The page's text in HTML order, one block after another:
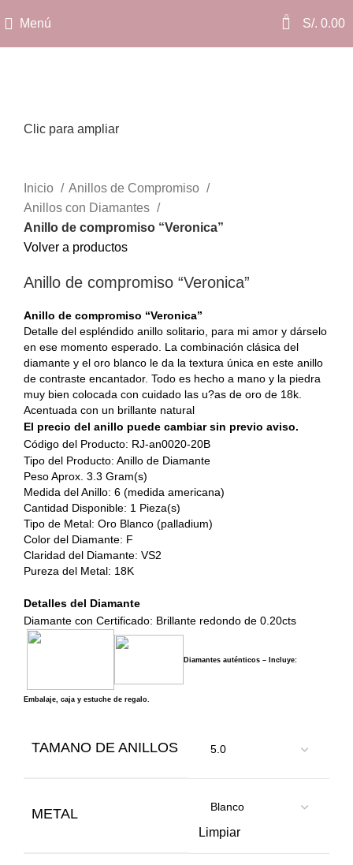
Menú 0 S/. 0.00
Clic para ampliar
Inicio
Anillos de Compromiso
Anillos con Diamantes
Anillo de compromiso “Veronica”
Volver a productos
Anillo de compromiso “Veronica”
Anillo de compromiso “Veronica”
Detalle del espléndido anillo solitario, para mi amor y dárselo
en ese momento esperado. La combinación clásica del
diamante y el oro blanco le da la textura única en este anillo
de contraste encantador. Todo es hecho a mano y la piedra
muy bien colocada con cuidado las u?as de oro de 18k.
Acentuada con un brillante natural
El precio del anillo puede cambiar sin previo aviso.
Código del Producto: RJ-an0020-20B
Tipo del Producto: Anillo de Diamante
Peso Aprox. 3.3 Gram(s)
Medida del Anillo: 6 (medida americana)
Cantidad Disponible: 1 Pieza(s)
Tipo de Metal: Oro Blanco (palladium)
Color del Diamante: F
Claridad del Diamante: VS2
Pureza del Metal: 18K
Detalles del Diamante
Diamante con Certificado: Brillante redondo de 0.20cts
Diamantes auténticos – Incluye:
Embalaje, caja y estuche de regalo.
TAMANO DE ANILLOS
METAL
Limpiar